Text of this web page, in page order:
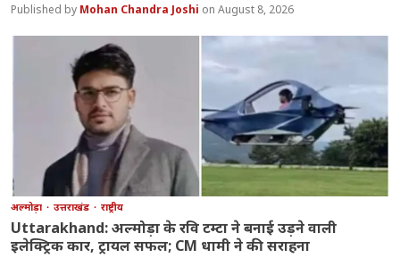
Mohan Chandra Joshi August 8, 2026
अल्मोड़ा उत्तराखंड राष्ट्रीय
Uttarakhand: अल्मोड़ा के रवि टम्टा ने बनाई उड़ने वाली
इलेक्ट्रिक कार, ट्रायल सफल; CM धामी ने की सराहना